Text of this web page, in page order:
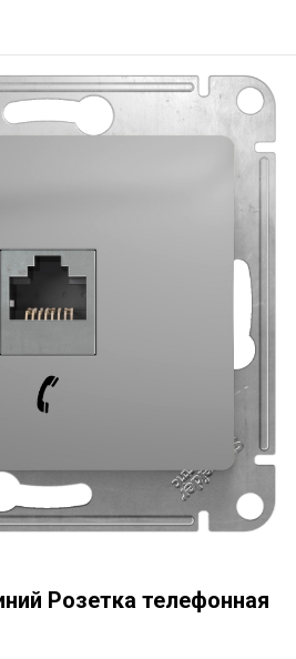
Розетка телефонная